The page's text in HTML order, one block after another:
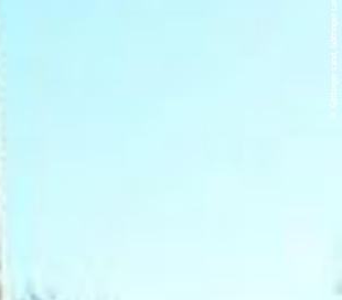
© Göttinger Land, Göttinger Land